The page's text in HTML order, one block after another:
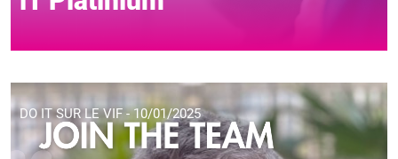
DO IT SUR LE VIF - 10/01/2025